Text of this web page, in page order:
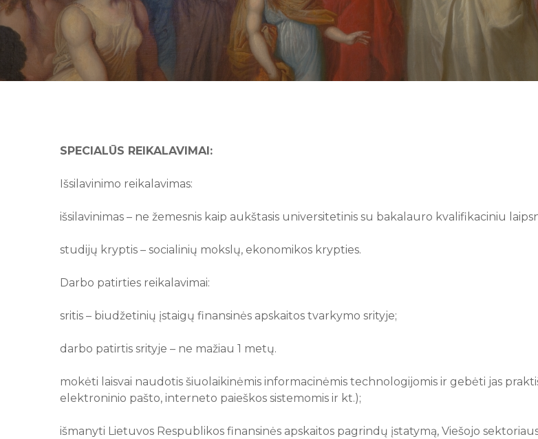
SPECIALŪS REIKALAVIMAI:
Išsilavinimo reikalavimas:
išsilavinimas – ne žemesnis kaip aukštasis universitetinis su bakalauro kvalifikaciniu
studijų kryptis – socialinių mokslų, ekonomikos krypties.
Darbo patirties reikalavimai:
sritis – biudžetinių įstaigų finansinės apskaitos tvarkymo srityje;
darbo patirtis srityje – ne mažiau 1 metų.
mokėti laisvai naudotis šiuolaikinėmis informacinėmis technologijomis ir gebėti jas
elektroninio pašto, interneto paieškos sistemomis ir kt.);
išmanyti Lietuvos Respublikos finansinės apskaitos pagrindų įstatymą, Viešojo